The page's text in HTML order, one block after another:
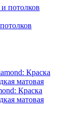
Краска
матовая